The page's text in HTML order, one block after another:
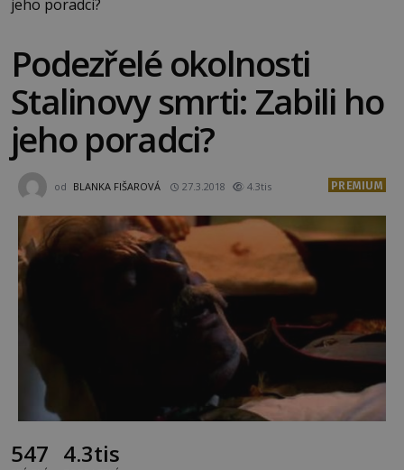
jeho poradci?
Podezřelé okolnosti
Stalinovy smrti: Zabili ho
jeho poradci?
od BLANKA FIŠAROVÁ 27.3.2018 4.3tis PREMIUM
547 4.3tis